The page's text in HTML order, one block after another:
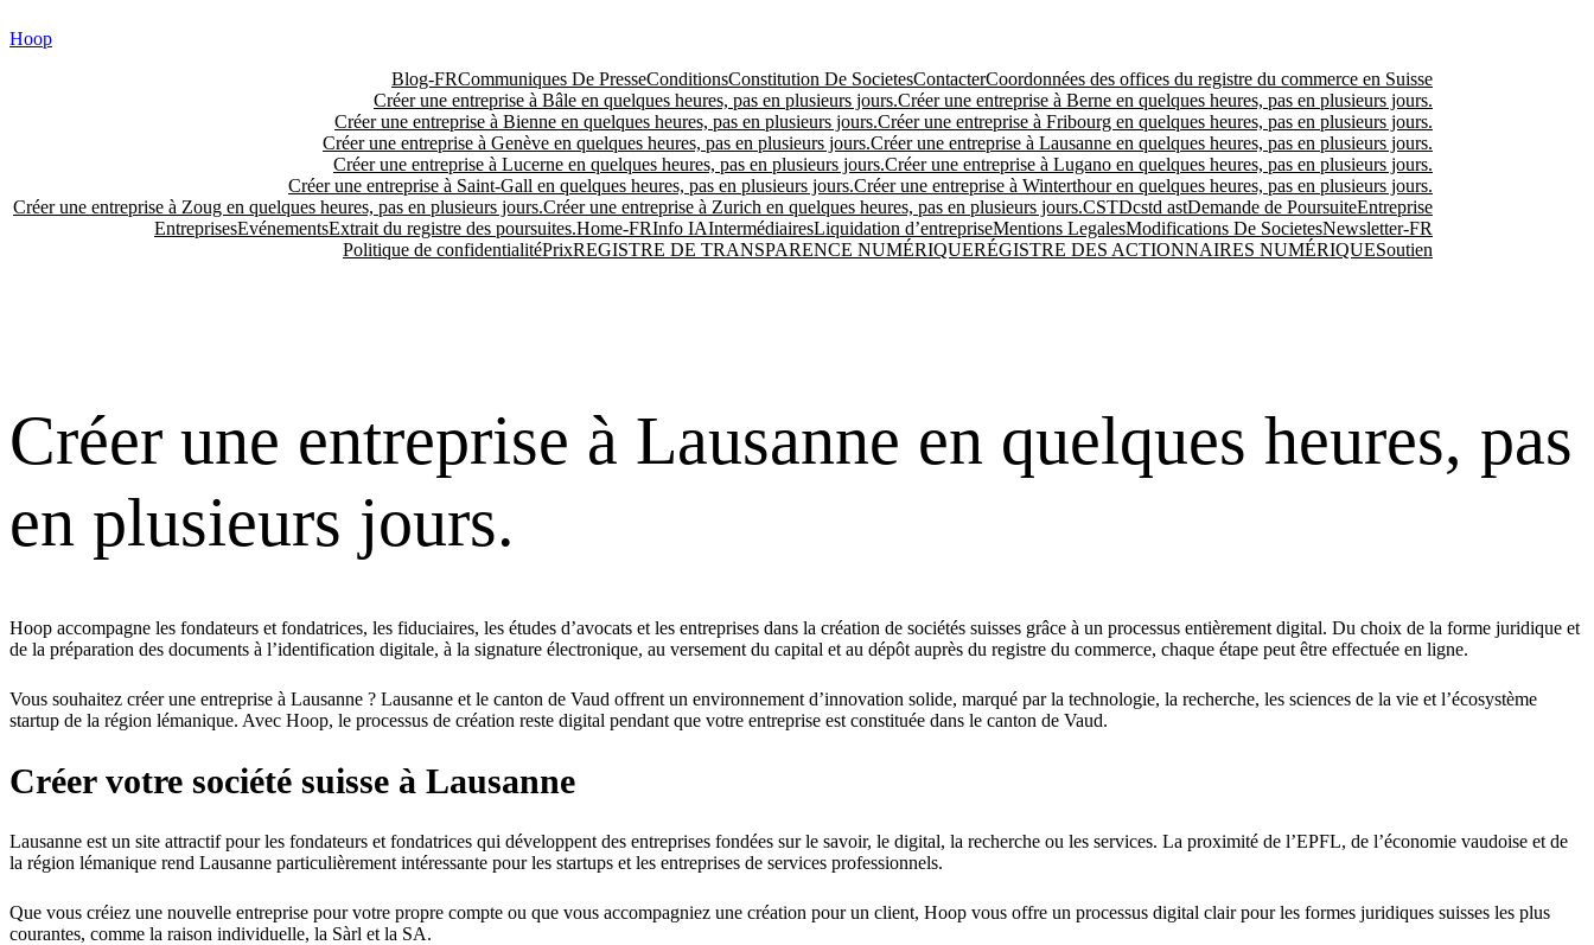
to
Hoop
Blog-FRCommuniques De PresseConditionsConstitution De SocietesContacterCoordonnées des offices du registre du commerce en Suisse
Créer une entreprise à Bâle en quelques heures, pas en plusieurs jours.Créer une entreprise à Berne en quelques heures, pas en plusieurs jours.
Créer une entreprise à Bienne en quelques heures, pas en plusieurs jours.Créer une entreprise à Fribourg en quelques heures, pas en plusieurs jours.
Créer une entreprise à Genève en quelques heures, pas en plusieurs jours.Créer une entreprise à Lausanne en quelques heures, pas en plusieurs jours.
Créer une entreprise à Lucerne en quelques heures, pas en plusieurs jours.Créer une entreprise à Lugano en quelques heures, pas en plusieurs jours.
Créer une entreprise à Saint-Gall en quelques heures, pas en plusieurs jours.Créer une entreprise à Winterthour en quelques heures, pas en plusieurs jours.
Créer une entreprise à Zoug en quelques heures, pas en plusieurs jours.Créer une entreprise à Zurich en quelques heures, pas en plusieurs jours.CSTDcstd astDemande de PoursuiteEntreprise
EntreprisesEvénementsExtrait du registre des poursuites.Home-FRInfo IAIntermédiairesLiquidation d’entrepriseMentions LegalesModifications De SocietesNewsletter-FR
Politique de confidentialitéPrixREGISTRE DE TRANSPARENCE NUMÉRIQUERÉGISTRE DES ACTIONNAIRES NUMÉRIQUESoutien
Créer une entreprise à Lausanne en quelques heures, pas
en plusieurs jours.
Hoop accompagne les fondateurs et fondatrices, les fiduciaires, les études d’avocats et les entreprises dans la création de sociétés suisses grâce à un processus entièrement digital. Du choix de la forme juridique et
de la préparation des documents à l’identification digitale, à la signature électronique, au versement du capital et au dépôt auprès du registre du commerce, chaque étape peut être effectuée en ligne.
Vous souhaitez créer une entreprise à Lausanne ? Lausanne et le canton de Vaud offrent un environnement d’innovation solide, marqué par la technologie, la recherche, les sciences de la vie et l’écosystème
startup de la région lémanique. Avec Hoop, le processus de création reste digital pendant que votre entreprise est constituée dans le canton de Vaud.
Créer votre société suisse à Lausanne
Lausanne est un site attractif pour les fondateurs et fondatrices qui développent des entreprises fondées sur le savoir, le digital, la recherche ou les services. La proximité de l’EPFL, de l’économie vaudoise et de
la région lémanique rend Lausanne particulièrement intéressante pour les startups et les entreprises de services professionnels.
Que vous créiez une nouvelle entreprise pour votre propre compte ou que vous accompagniez une création pour un client, Hoop vous offre un processus digital clair pour les formes juridiques suisses les plus
courantes, comme la raison individuelle, la Sàrl et la SA.